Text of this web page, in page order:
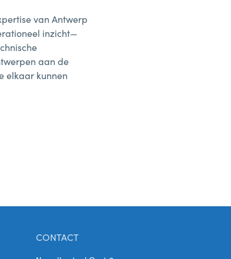
van Antwerp
inzicht—
aan de
elkaar kunnen
CONTACT